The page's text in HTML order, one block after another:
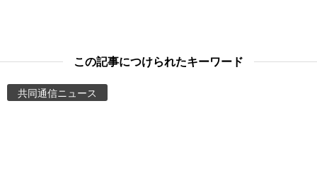
この記事につけられたキーワード
共同通信ニュース